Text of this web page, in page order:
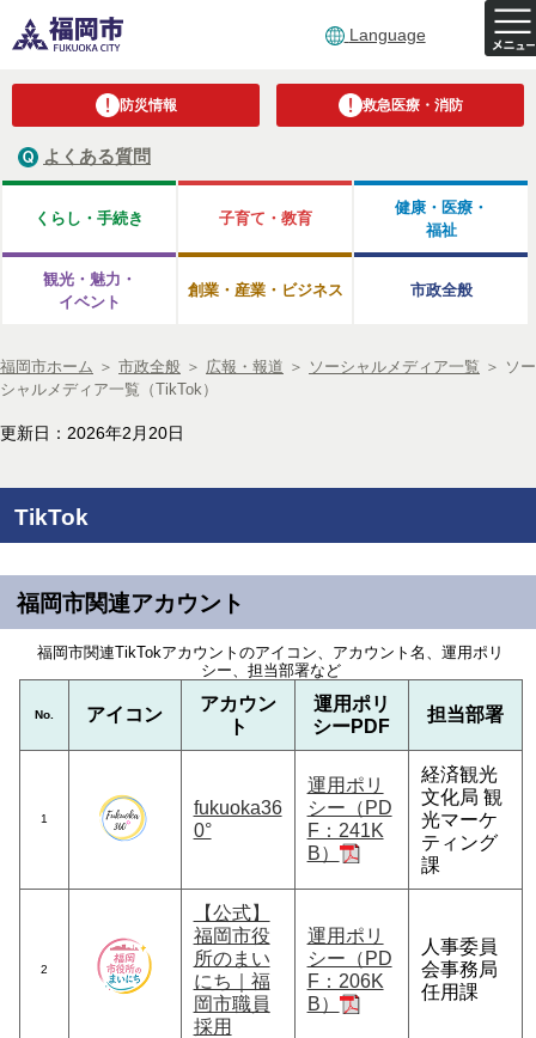
Language
防災情報 救急医療・消防
よくある質問
くらし・手続き 子育て・教育
健康・医療・
福祉
観光・魅力・
イベント
創業・産業・ビジネス 市政全般
福岡市ホーム ＞ 市政全般 ＞ 広報・報道 ＞ ソーシャルメディア一覧 ＞ ソー
シャルメディア一覧（TikTok）
更新日：2026年2月20日
TikTok
福岡市関連アカウント
福岡市関連TikTokアカウントのアイコン、アカウント名、運用ポリ
シー、担当部署など
No. アイコン
アカウン
ト
運用ポリ
シーPDF
担当部署
1
fukuoka36
0°
運用ポリ
シー（PD
F：241K
B）
経済観光
文化局 観
光マーケ
ティング
課
2
【公式】
福岡市役
所のまい
にち｜福
岡市職員
採用
運用ポリ
シー（PD
F：206K
B）
人事委員
会事務局
任用課